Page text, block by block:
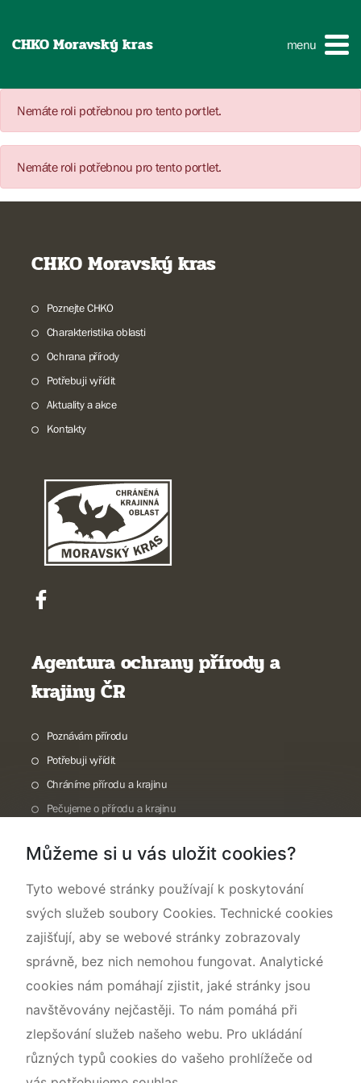
CHKO Moravský kras menu
Nemáte roli potřebnou pro tento portlet.
Nemáte roli potřebnou pro tento portlet.
CHKO Moravský kras
Poznejte CHKO
Charakteristika oblasti
Ochrana přírody
Potřebuji vyřídit
Aktuality a akce
Kontakty
Agentura ochrany přírody a
krajiny ČR
Poznávám přírodu
Potřebuji vyřídit
Chráníme přírodu a krajinu
Pečujeme o přírodu a krajinu
O nás
Můžeme si u vás uložit cookies?
Tyto webové stránky používají k poskytování
svých služeb soubory Cookies. Technické cookies
zajišťují, aby se webové stránky zobrazovaly
správně, bez nich nemohou fungovat. Analytické
cookies nám pomáhají zjistit, jaké stránky jsou
navštěvovány nejčastěji. To nám pomáhá při
zlepšování služeb našeho webu. Pro ukládání
různých typů cookies do vašeho prohlížeče od